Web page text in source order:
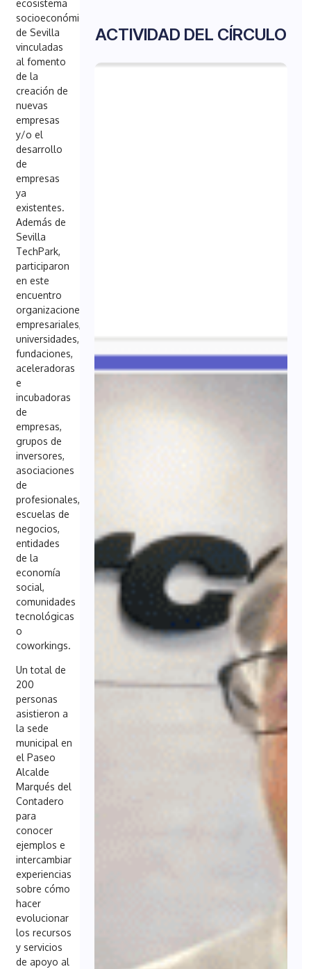
ecosistema
socioeconómico
de Sevilla
vinculadas
al fomento
de la
creación de
nuevas
empresas
y/o el
desarrollo
de
empresas
ya
existentes.
Además de
Sevilla
TechPark,
participaron
en este
encuentro
organizaciones
empresariales,
universidades,
fundaciones,
aceleradoras
e
incubadoras
de
empresas,
grupos de
inversores,
asociaciones
de
profesionales,
escuelas de
negocios,
entidades
de la
economía
social,
comunidades
tecnológicas
o
coworkings.
Un total de
200
personas
asistieron a
la sede
municipal en
el Paseo
Alcalde
Marqués del
Contadero
para
conocer
ejemplos e
intercambiar
experiencias
sobre cómo
hacer
evolucionar
los recursos
y servicios
de apoyo al
ACTIVIDAD DEL CÍRCULO